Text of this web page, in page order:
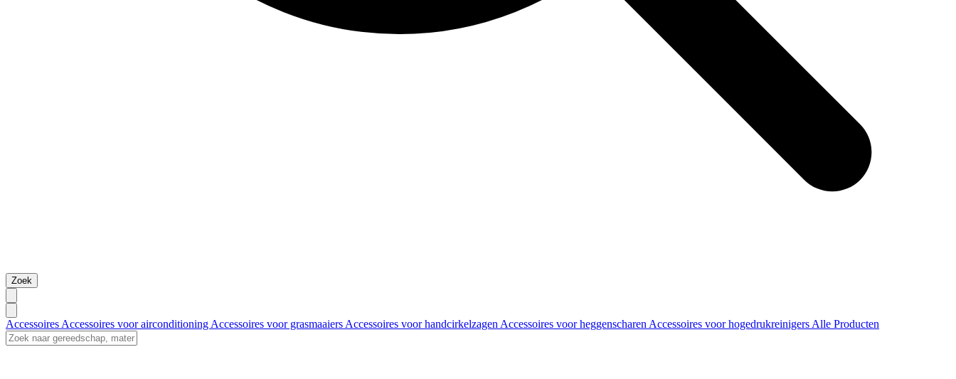
Zoek
Accessoires Accessoires voor airconditioning Accessoires voor grasmaaiers Accessoires voor handcirkelzagen Accessoires voor heggenscharen Accessoires voor hogedrukreinigers Alle Producten